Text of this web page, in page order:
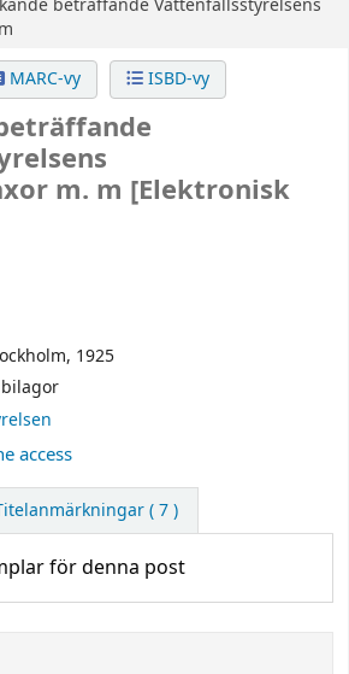
beträffande Vattenfallsstyrelsens
MARC-vy ISBD-vy
m. m [Elektronisk
1925
access
( 7 )
för denna post